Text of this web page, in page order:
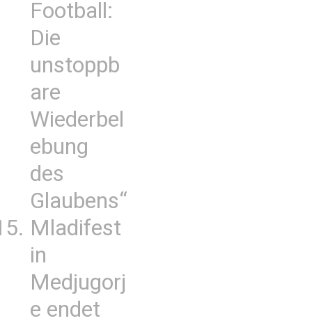
Football:
Die
unstoppb
are
Wiederbel
ebung
des
Glaubens“
Mladifest
in
Medjugorj
e endet